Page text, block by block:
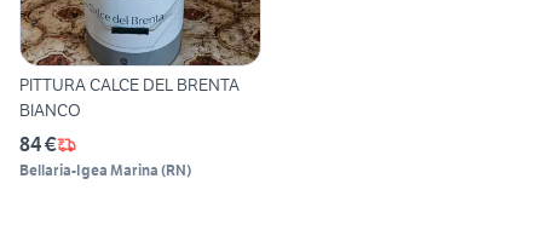
PITTURA CALCE DEL BRENTA
BIANCO
84 €
Bellaria-Igea Marina (RN)